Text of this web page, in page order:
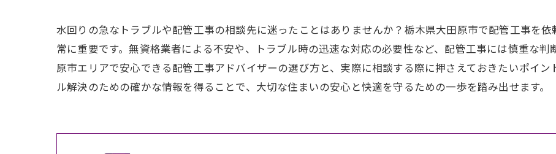
水回りの急なトラブルや配管工事の相談先に迷ったことはありませんか？栃木県大田原市で配管工事を
常に重要です。無資格業者による不安や、トラブル時の迅速な対応の必要性など、配管工事には慎重な
原市エリアで安心できる配管工事アドバイザーの選び方と、実際に相談する際に押さえておきたいポイ
ル解決のための確かな情報を得ることで、大切な住まいの安心と快適を守るための一歩を踏み出せます。